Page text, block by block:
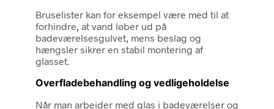
Bruselister kan for eksempel være med til at
forhindre, at vand løber ud på
badeværelsesgulvet, mens beslag og
hængsler sikrer en stabil montering af
glasset.
Overfladebehandling og vedligeholdelse
Når man arbejder med glas i badeværelser og